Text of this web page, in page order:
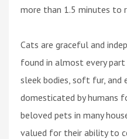
more than 1.5 minutes to
Cats are graceful and
found in almost every
sleek bodies, soft fur, and
domesticated by humans
beloved pets in many
valued for their ability to